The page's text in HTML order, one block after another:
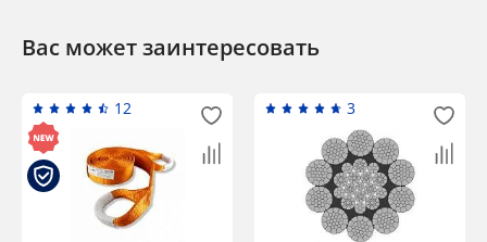
Вас может заинтересовать
12 3